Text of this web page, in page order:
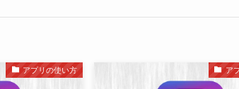
アプリの使い方 ア